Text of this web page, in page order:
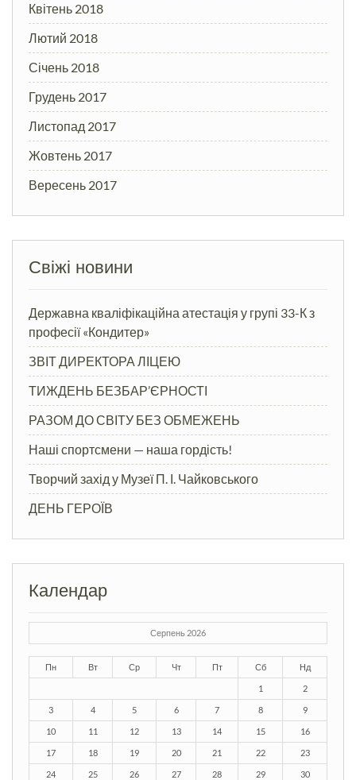
Квітень 2018
Лютий 2018
Січень 2018
Грудень 2017
Листопад 2017
Жовтень 2017
Вересень 2017
Свіжі новини
Державна кваліфікаційна атестація у групі 33-К з
професії «Кондитер»
ЗВІТ ДИРЕКТОРА ЛІЦЕЮ
ТИЖДЕНЬ БЕЗБАР’ЄРНОСТІ
РАЗОМ ДО СВІТУ БЕЗ ОБМЕЖЕНЬ
Наші спортсмени — наша гордість!
Творчий захід у Музеї П. І. Чайковського
ДЕНЬ ГЕРОЇВ
Календар
Серпень 2026
Пн Вт Ср Чт Пт Сб Нд
1 2
3 4 5 6 7 8 9
10 11 12 13 14 15 16
17 18 19 20 21 22 23
24 25 26 27 28 29 30